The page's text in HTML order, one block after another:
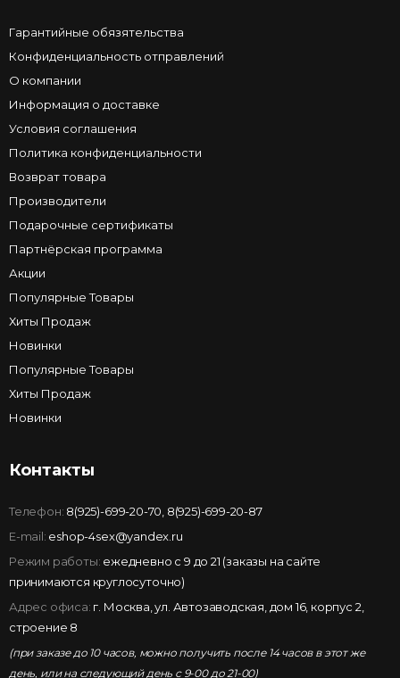
Гарантийные обязятельства
Конфиденциальность отправлений
О компании
Информация о доставке
Условия соглашения
Политика конфиденциальности
Возврат товара
Производители
Подарочные сертификаты
Партнёрская программа
Акции
Популярные Товары
Хиты Продаж
Новинки
Популярные Товары
Хиты Продаж
Новинки
Контакты
Телефон: 8(925)-699-20-70 8(925)-699-20-87
E-mail: eshop-4sex@yandex.ru
Режим работы: ежедневно с 9 до 21 (заказы на сайте
принимаются круглосуточно)
Адрес офиса: г. Москва, ул. Автозаводская, дом 16, корпус 2,
строение 8
(при заказе до 10 часов, можно получить после 14 часов в этот же
день, или на следующий день с 9-00 до 21-00)